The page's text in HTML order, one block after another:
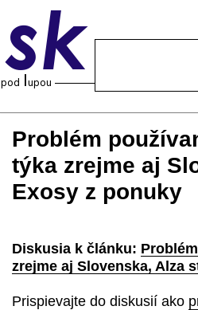
Problém
týka zrejme aj
Exosy z ponuky
Diskusia k článku:
zrejme aj Slovenska, Alza
Prispievajte do diskusií ako